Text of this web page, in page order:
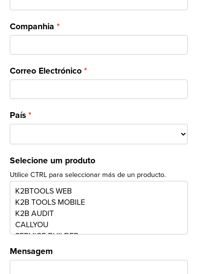
Companhia
Correo Electrónico
País
Selecione um produto
Utilice CTRL para seleccionar más de un producto.
Mensagem